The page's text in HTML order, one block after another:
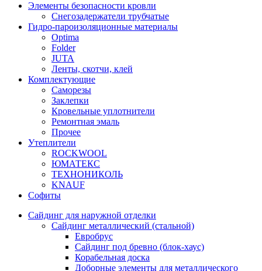
Элементы безопасности кровли
Снегозадержатели трубчатые
Гидро-пароизоляционные материалы
Optima
Folder
JUTA
Ленты, скотчи, клей
Комплектующие
Саморезы
Заклепки
Кровельные уплотнители
Ремонтная эмаль
Прочее
Утеплители
ROCKWOOL
ЮМАТЕКС
ТЕХНОНИКОЛЬ
KNAUF
Софиты
Сайдинг для наружной отделки
Сайдинг металлический (стальной)
Евробрус
Сайдинг под бревно (блок-хаус)
Корабельная доска
Доборные элементы для металлического